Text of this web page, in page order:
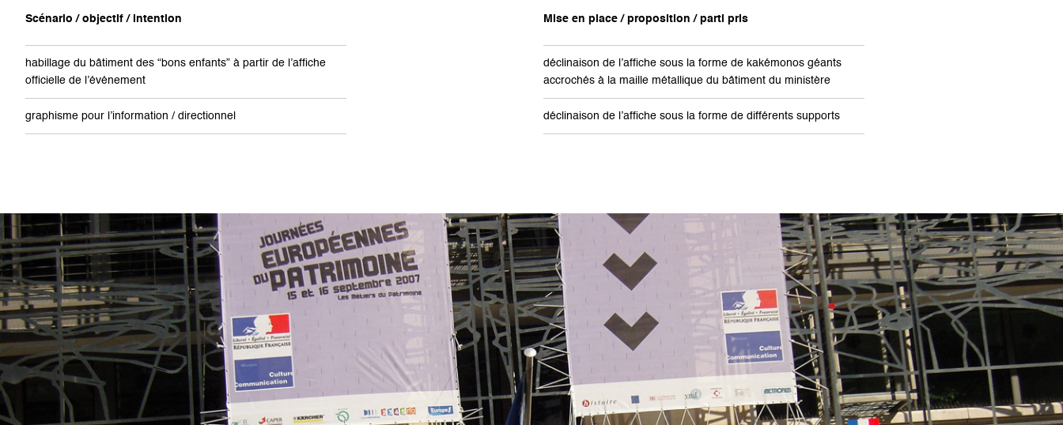
Scénario / objectif / intention
habillage du bâtiment des “bons enfants” à partir de l’affiche
officielle de l’événement
graphisme pour l’information / directionnel
Mise en place / proposition / parti pris
déclinaison de l’affiche sous la forme de kakémonos géants
accrochés à la maille métallique du bâtiment du ministère
déclinaison de l’affiche sous la forme de différents supports